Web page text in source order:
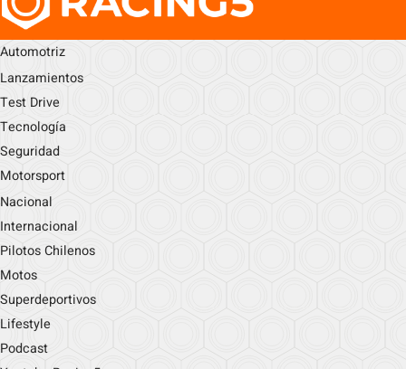
Automotriz
Lanzamientos
Test Drive
Tecnología
Seguridad
Motorsport
Nacional
Internacional
Pilotos Chilenos
Motos
Superdeportivos
Lifestyle
Podcast